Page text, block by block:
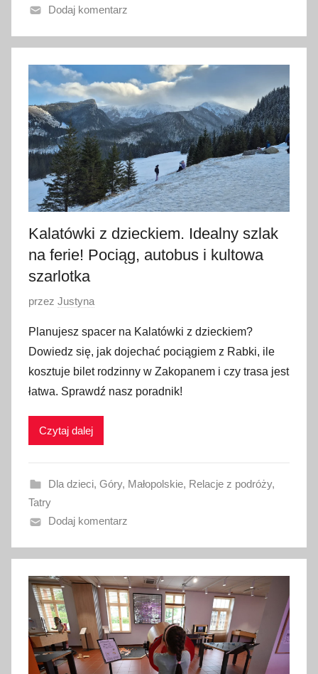
o
2
m
a
j
a
2
0
2
6
Dodaj komentarz
Kalatówki z dzieckiem. Idealny szlak
na ferie! Pociąg, autobus i kultowa
szarlotka
O
u
b
l
i
w
n
o
1
l
u
e
g
o
przez Justyna
Planujesz spacer na Kalatówki z dzieckiem?
Dowiedz się, jak dojechać pociągiem z Rabki, ile
kosztuje bilet rodzinny w Zakopanem i czy trasa jest
łatwa. Sprawdź nasz poradnik!
Czytaj dalej
Dla dzieci, Góry, Małopolskie, Relacje z podróży,
Tatry
Dodaj komentarz